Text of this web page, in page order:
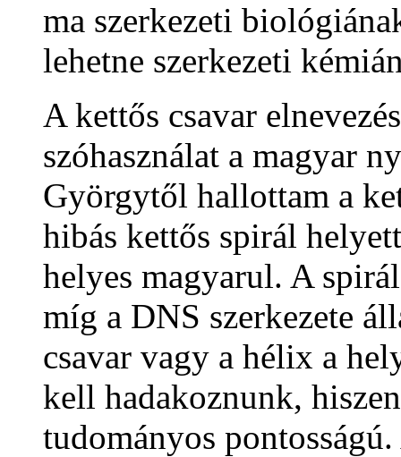
ma szerkezeti
lehetne szerkezeti
A kettős csavar
szóhasználat a magyar
Györgytől hallottam a
hibás kettős spirál
helyes magyarul. A
míg a DNS szerkezete
csavar vagy a hélix a
kell hadakoznunk,
tudományos